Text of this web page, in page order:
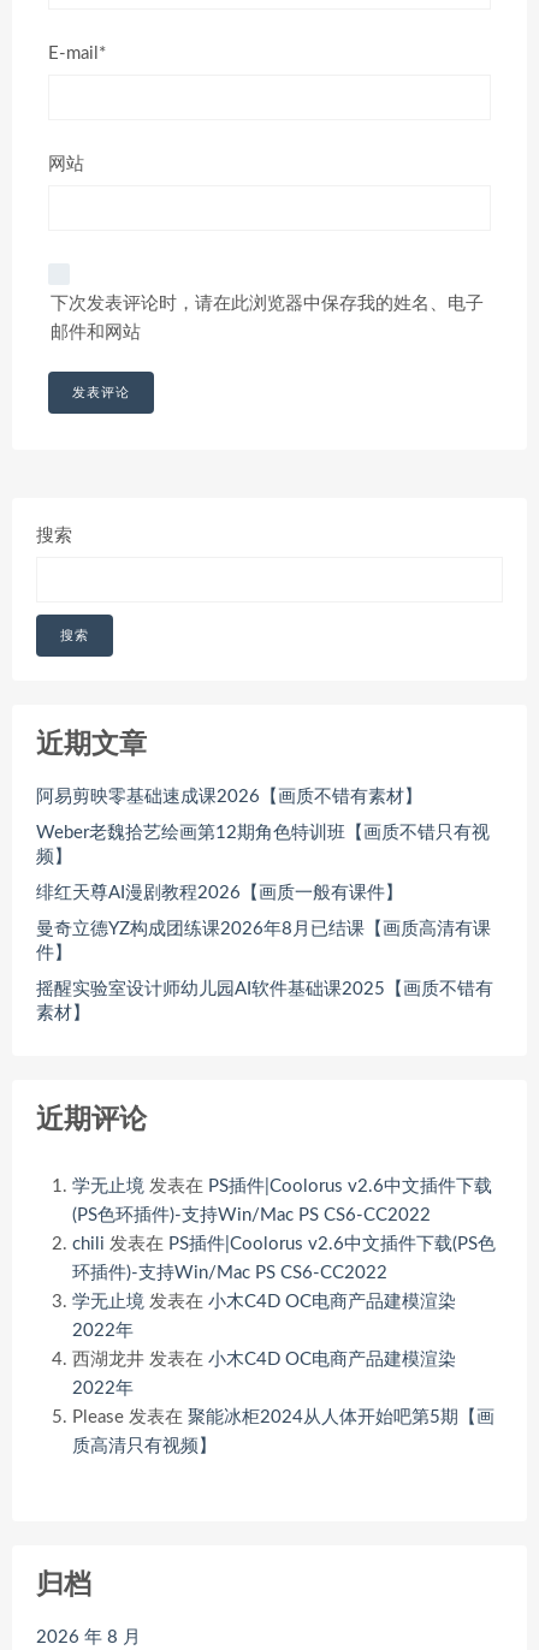
E-mail*
网站
下次发表评论时，请在此浏览器中保存我的姓名、电子
邮件和网站
搜索
搜索
近期文章
阿易剪映零基础速成课2026【画质不错有素材】
Weber老魏拾艺绘画第12期角色特训班【画质不错只有视
频】
绯红天尊AI漫剧教程2026【画质一般有课件】
曼奇立德YZ构成团练课2026年8月已结课【画质高清有课
件】
摇醒实验室设计师幼儿园AI软件基础课2025【画质不错有
素材】
近期评论
学无止境 发表在 PS插件|Coolorus v2.6中文插件下载
(PS色环插件)-支持Win/Mac PS CS6-CC2022
chili 发表在 PS插件|Coolorus v2.6中文插件下载(PS色
环插件)-支持Win/Mac PS CS6-CC2022
学无止境 发表在 小木C4D OC电商产品建模渲染
2022年
西湖龙井 发表在 小木C4D OC电商产品建模渲染
2022年
Please 发表在 聚能冰柜2024从人体开始吧第5期【画
质高清只有视频】
归档
2026 年 8 月